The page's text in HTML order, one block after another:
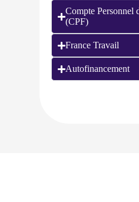
Compte Personnel
(CPF)
France Travail
Autofinancement